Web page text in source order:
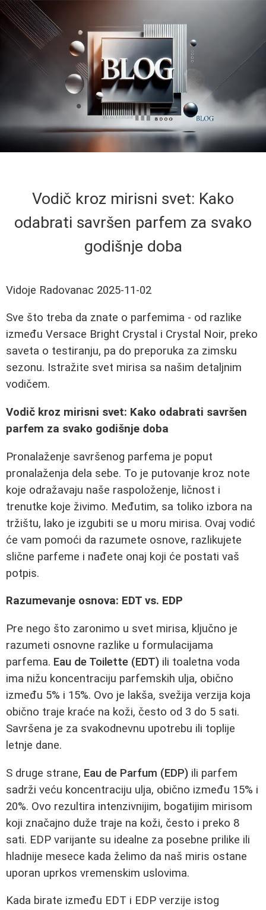
Vodič kroz mirisni svet: Kako
odabrati savršen parfem za svako
godišnje doba
Vidoje Radovanac 2025-11-02
Sve što treba da znate o parfemima - od razlike
između Versace Bright Crystal i Crystal Noir, preko
saveta o testiranju, pa do preporuka za zimsku
sezonu. Istražite svet mirisa sa našim detaljnim
vodičem.
Vodič kroz mirisni svet: Kako odabrati savršen
parfem za svako godišnje doba
Pronalaženje savršenog parfema je poput
pronalaženja dela sebe. To je putovanje kroz note
koje odražavaju naše raspoloženje, ličnost i
trenutke koje živimo. Međutim, sa toliko izbora na
tržištu, lako je izgubiti se u moru mirisa. Ovaj vodić
će vam pomoći da razumete osnove, razlikujete
slične parfeme i nađete onaj koji će postati vaš
potpis.
Razumevanje osnova: EDT vs. EDP
Pre nego što zaronimo u svet mirisa, ključno je
razumeti osnovne razlike u formulacijama
parfema. Eau de Toilette (EDT) ili toaletna voda
ima nižu koncentraciju parfemskih ulja, obično
između 5% i 15%. Ovo je lakša, svežija verzija koja
obično traje kraće na koži, često od 3 do 5 sati.
Savršena je za svakodnevnu upotrebu ili toplije
letnje dane.
S druge strane, Eau de Parfum (EDP) ili parfem
sadrži veću koncentraciju ulja, obično između 15% i
20%. Ovo rezultira intenzivnijim, bogatijim mirisom
koji značajno duže traje na koži, često i preko 8
sati. EDP varijante su idealne za posebne prilike ili
hladnije mesece kada želimo da naš miris ostane
uporan uprkos vremenskim uslovima.
Kada birate između EDT i EDP verzije istog